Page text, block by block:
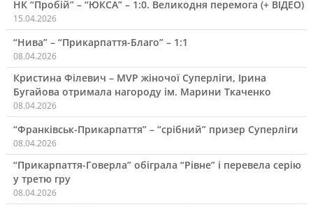
НК “Пробій” – “ЮКСА” – 1:0. Великодня перемога (+ ВІДЕО)
15.04.2026
“Нива” – “Прикарпаття-Благо” – 1:1
08.04.2026
Кристина Філевич – MVP жіночої Суперліги, Ірина
Бугайова отримала нагороду ім. Марини Ткаченко
08.04.2026
“Франківськ-Прикарпаття” – “срібний” призер Суперліги
08.04.2026
“Прикарпаття-Говерла” обіграла “Рівне” і перевела серію
у третю гру
08.04.2026